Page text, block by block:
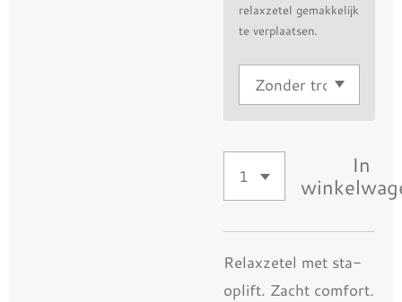
relaxzetel gemakkelijk
te verplaatsen.
In
Relaxzetel met sta-
oplift. Zacht comfort.